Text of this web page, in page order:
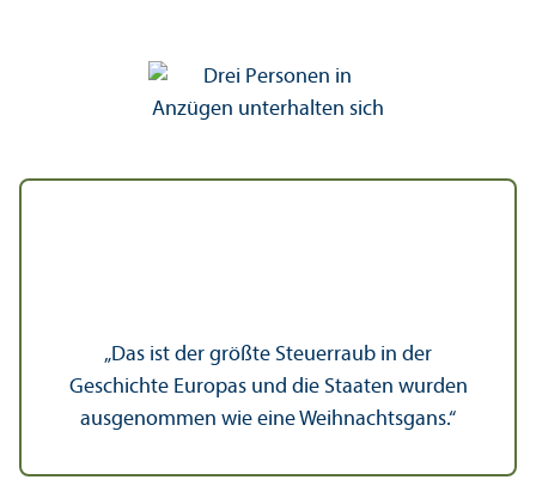
„Das ist der größte Steuerraub in der
Geschichte Europas und die Staaten wurden
ausgenommen wie eine Weihnachtsgans.“